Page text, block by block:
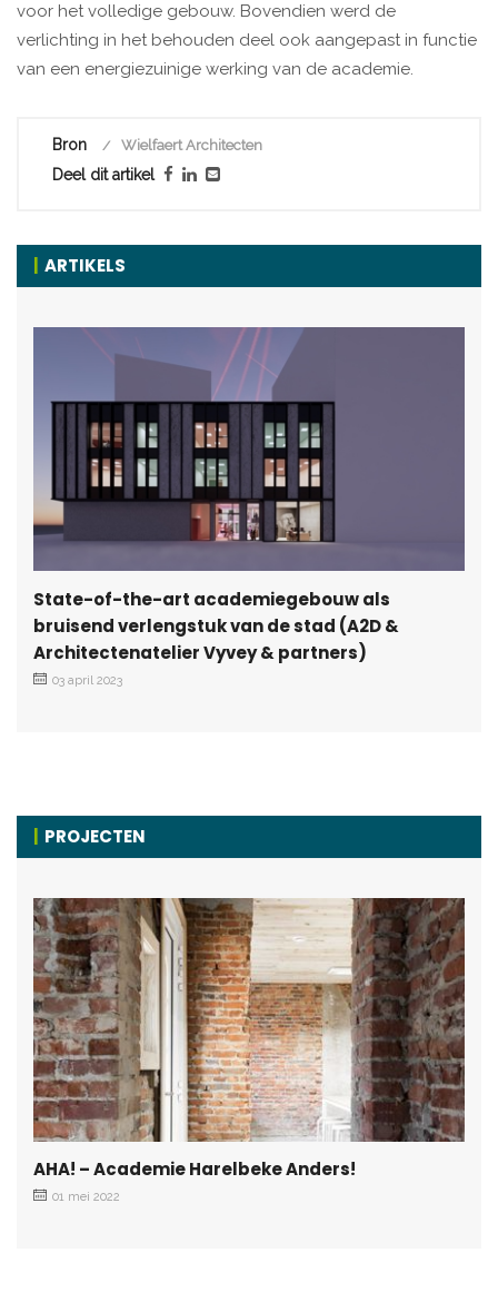
voor het volledige gebouw. Bovendien werd de
verlichting in het behouden deel ook aangepast in functie
van een energiezuinige werking van de academie.
Bron Wielfaert Architecten
Deel dit artikel
ARTIKELS
State-of-the-art academiegebouw als
bruisend verlengstuk van de stad (A2D &
Architectenatelier Vyvey & partners)
03 april 2023
PROJECTEN
AHA! – Academie Harelbeke Anders!
01 mei 2022